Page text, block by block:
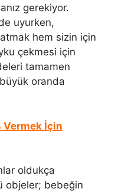
gerekiyor.
uyurken,
hem sizin için
çekmesi için
tamamen
büyük oranda
Vermek İçin
oldukça
objeler; bebeğin